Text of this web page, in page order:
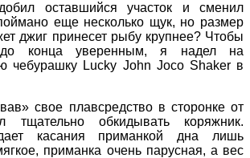
оставшийся участок и сменил
еще несколько щук, но размер
джиг принесет рыбу крупнее? Чтобы
конца уверенным, я надел на
чебурашку Lucky John Joco Shaker в
свое плавсредство в сторонке от
тщательно обкидывать коряжник.
касания приманкой дна лишь
приманка очень парусная, а вес